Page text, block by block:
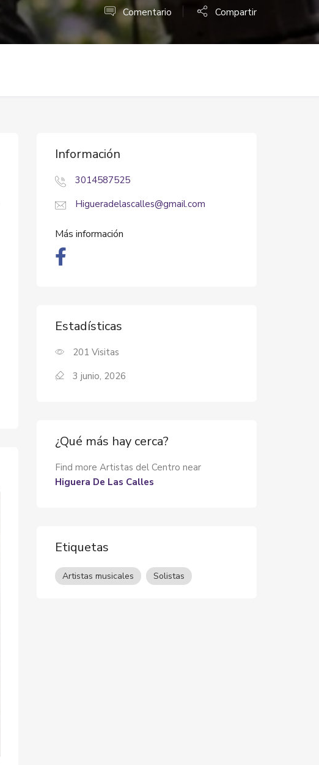
Comentario Compartir
Información
3014587525
Higueradelascalles@gmail.com
Más información
Estadísticas
201 Visitas
3 junio, 2026
¿Qué más hay cerca?
Find more Artistas del Centro near
Higuera De Las Calles
Etiquetas
Artistas musicales Solistas